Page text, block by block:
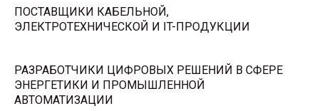
ПОСТАВЩИКИ КАБЕЛЬНОЙ,
ЭЛЕКТРОТЕХНИЧЕСКОЙ И IT-ПРОДУКЦИИ
РАЗРАБОТЧИКИ ЦИФРОВЫХ РЕШЕНИЙ В СФЕРЕ
ЭНЕРГЕТИКИ И ПРОМЫШЛЕННОЙ
АВТОМАТИЗАЦИИ